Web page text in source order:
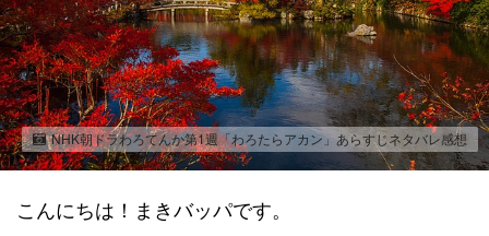
NHK朝ドラわろてんか第1週「わろたらアカン」あらすじネタバレ感想
こんにちは！まきバッパです。